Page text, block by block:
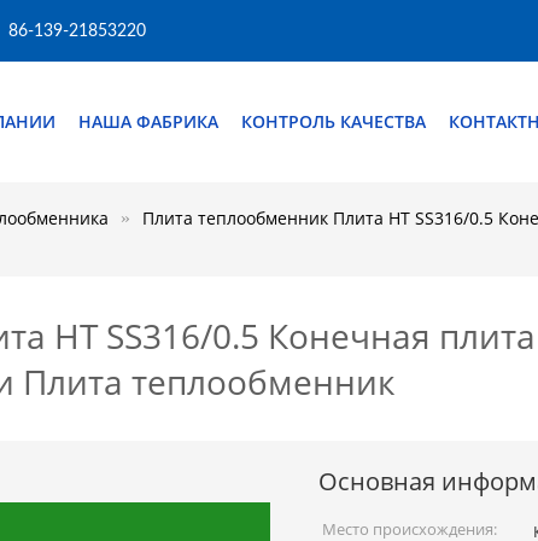
86-139-21853220
НАША ФАБРИКА КОНТРОЛЬ КАЧЕСТВА
Плита теплообменник Плита HT SS316/0.5
HT SS316/0.5 Конечная
Плита теплообменник
Основная
Место происхождения: